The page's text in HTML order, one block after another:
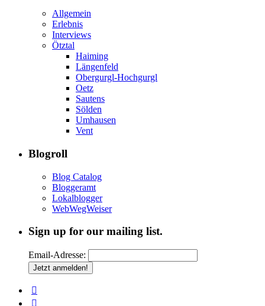
Allgemein
Erlebnis
Interviews
Ötztal
Haiming
Längenfeld
Obergurgl-Hochgurgl
Oetz
Sautens
Sölden
Umhausen
Vent
Blogroll
Blog Catalog
Bloggeramt
Lokalblogger
WebWegWeiser
Sign up for our mailing list.
Email-Adresse: